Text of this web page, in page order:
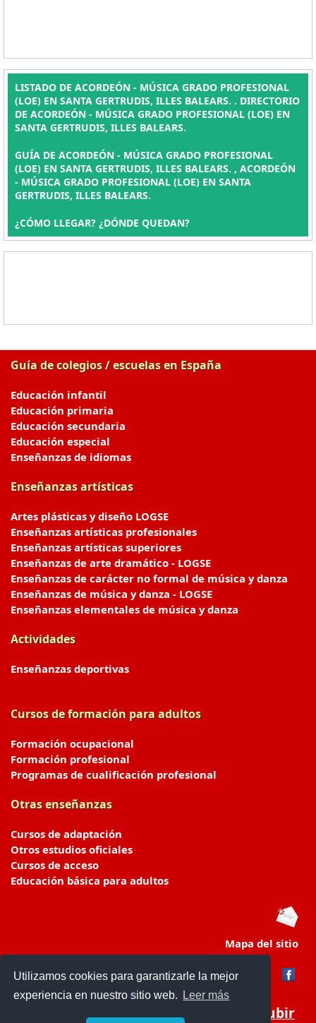
Utilizamos cookies para garantizarle la mejor
experiencia en nuestro sitio web.
Leer más
LISTADO DE ACORDEÓN - MÚSICA GRADO PROFESIONAL
(LOE) EN SANTA GERTRUDIS, ILLES BALEARS. . DIRECTORIO
DE ACORDEÓN - MÚSICA GRADO PROFESIONAL (LOE) EN
SANTA GERTRUDIS, ILLES BALEARS.
GUÍA DE ACORDEÓN - MÚSICA GRADO PROFESIONAL
(LOE) EN SANTA GERTRUDIS, ILLES BALEARS. , ACORDEÓN
- MÚSICA GRADO PROFESIONAL (LOE) EN SANTA
GERTRUDIS, ILLES BALEARS.
¿CÓMO LLEGAR? ¿DÓNDE QUEDAN?
Guía de colegios / escuelas en España
Educación infantil
Educación primaria
Educación secundaria
Educación especial
Enseñanzas de idiomas
Enseñanzas artísticas
Artes plásticas y diseño LOGSE
Enseñanzas artísticas profesionales
Enseñanzas artísticas superiores
Enseñanzas de arte dramático - LOGSE
Enseñanzas de carácter no formal de música y danza
Enseñanzas de música y danza - LOGSE
Enseñanzas elementales de música y danza
Actividades
Enseñanzas deportivas
Cursos de formación para adultos
Formación ocupacional
Formación profesional
Programas de cualificación profesional
Otras enseñanzas
Cursos de adaptación
Otros estudios oficiales
Cursos de acceso
Educación básica para adultos
Mapa del sitio
Subir